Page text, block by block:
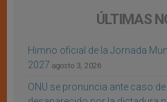
ÚLTIMAS
Himno oficial de la Jornada
2027 agosto 3, 2026
ONU se pronuncia ante caso